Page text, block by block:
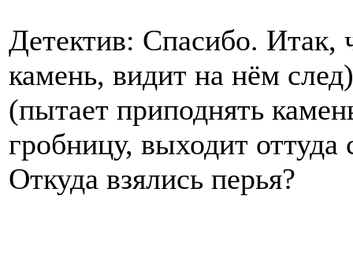
Детектив: Спасибо. Итак,
камень, видит на нём
(пытает приподнять
гробницу, выходит
Откуда взялись перья?